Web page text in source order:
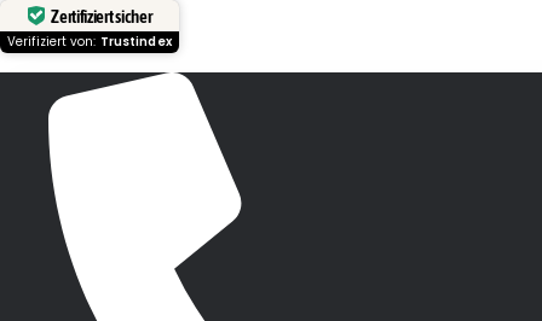
Zertifiziert sicher
Verifiziert von: Trustindex